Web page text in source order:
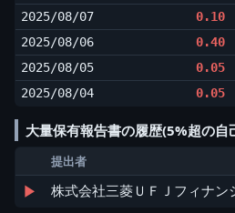
2025/08/07
0.10
2025/08/06
0.40
2025/08/05
0.05
2025/08/04
0.05
大量保有報告書の履歴(5%超の自
提出者
▶ 株式会社三菱ＵＦＪフィナン